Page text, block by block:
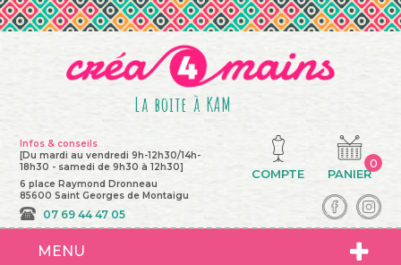
Infos & conseils
[Du mardi au vendredi 9h-12h30/14h-
18h30 - samedi de 9h30 à 12h30]
6 place Raymond Dronneau
85600 Saint Georges de Montaigu
07 69 44 47 05
La boite à KAM
PANIER
0
COMPTE
MENU